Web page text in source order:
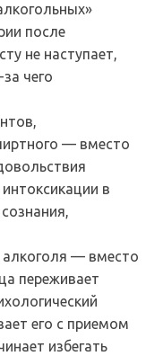
после
не наступает,
чего
— вместо
в
алкоголя — вместо
переживает
его с приемом
избегать